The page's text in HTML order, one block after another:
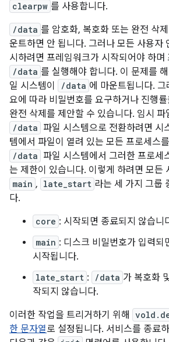
clearpw 를 사용합니다.
/data 를 암호화, 복호화 또는 완전 삭
운트하면 안 됩니다. 그러나 모든 사용자
시하려면 프레임워크가 시작되어야 하며
/data 를 실행해야 합니다. 이 문제를
일 시스템이
/data 에 마운트됩니다.
요에 따라 비밀번호를 요구하거나 진행
완전 삭제를 제안할 수 있습니다. 임시 파
/data 파일 시스템으로 전환하려면 시
템에서 파일이 열려 있는 모든 프로세스
/data 파일 시스템에서 그러한 프로세
는 제한이 있습니다. 이렇게 하려면 모든
main , late_start 라는 세 가지 그룹
다.
core : 시작되면 종료되지 않습니
main : 디스크 비밀번호가 입력되
시작됩니다.
late_start : /data 가 복호화
작되지 않습니다.
이러한 작업을 트리거하기 위해
한 문자열로 설정됩니다. 서비스를 종료